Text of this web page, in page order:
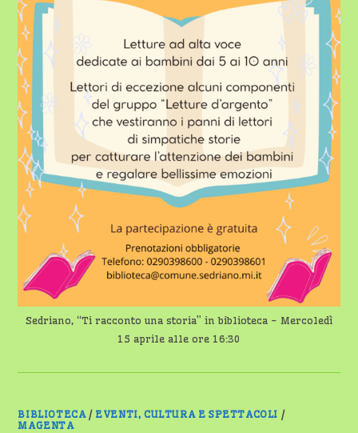
Sedriano, “Ti racconto una storia” in biblioteca - Mercoledì
15 aprile alle ore 16:30
BIBLIOTECA/ EVENTI, CULTURA E SPETTACOLI /
MAGENTA